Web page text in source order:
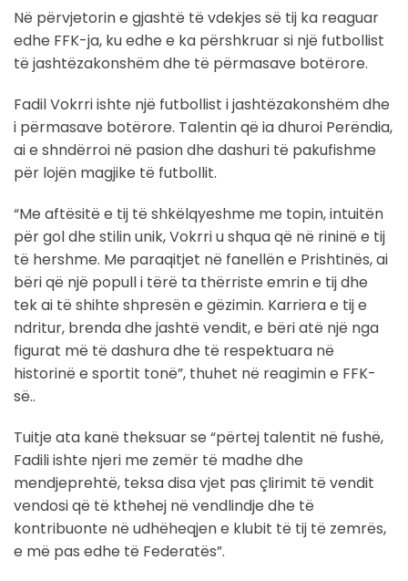
Në përvjetorin e gjashtë të vdekjes së tij ka reaguar
edhe FFK-ja, ku edhe e ka përshkruar si një futbollist
të jashtëzakonshëm dhe të përmasave botërore.
Fadil Vokrri ishte një futbollist i jashtëzakonshëm dhe
i përmasave botërore. Talentin që ia dhuroi Perëndia,
ai e shndërroi në pasion dhe dashuri të pakufishme
për lojën magjike të futbollit.
“Me aftësitë e tij të shkëlqyeshme me topin, intuitën
për gol dhe stilin unik, Vokrri u shqua që në rininë e tij
të hershme. Me paraqitjet në fanellën e Prishtinës, ai
bëri që një popull i tërë ta thërriste emrin e tij dhe
tek ai të shihte shpresën e gëzimin. Karriera e tij e
ndritur, brenda dhe jashtë vendit, e bëri atë një nga
figurat më të dashura dhe të respektuara në
historinë e sportit tonë”, thuhet në reagimin e FFK-
së..
Tuitje ata kanë theksuar se “përtej talentit në fushë,
Fadili ishte njeri me zemër të madhe dhe
mendjeprehtë, teksa disa vjet pas çlirimit të vendit
vendosi që të kthehej në vendlindje dhe të
kontribuonte në udhëheqjen e klubit të tij të zemrës,
e më pas edhe të Federatës”.